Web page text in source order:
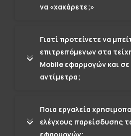
να «χακάρετε;»
Γιατί προτείνετε να
επιτρεπόμενων στα
Mobile εφαρμογών και
αντίμετρα;
Ποια εργαλεία
ελέγχους παρείσδυσης
εφαρμογών;